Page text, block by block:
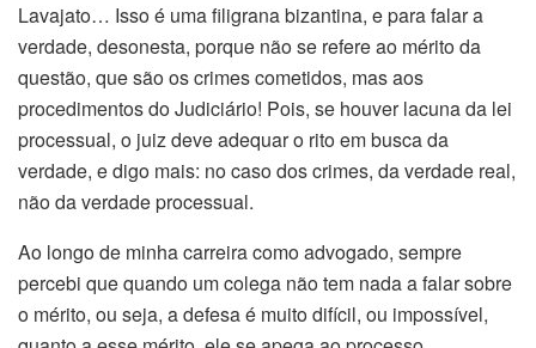
Lavajato… Isso é uma filigrana bizantina, e para falar a
verdade, desonesta, porque não se refere ao mérito da
questão, que são os crimes cometidos, mas aos
procedimentos do Judiciário! Pois, se houver lacuna da lei
processual, o juiz deve adequar o rito em busca da
verdade, e digo mais: no caso dos crimes, da verdade real,
não da verdade processual.
Ao longo de minha carreira como advogado, sempre
percebi que quando um colega não tem nada a falar sobre
o mérito, ou seja, a defesa é muito difícil, ou impossível,